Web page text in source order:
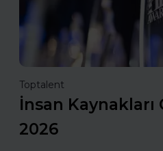
Toptalent
İnsan
2026